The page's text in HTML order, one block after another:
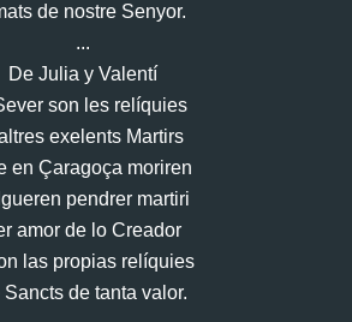
de nostre Senyor.
...
De Julia y Valentí
son les relíquies
exelents Martirs
en Çaragoça moriren
pendrer martiri
amor de lo Creador
las propias relíquies
Sancts de tanta valor.